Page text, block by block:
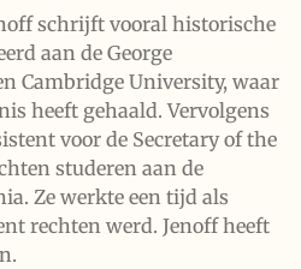
schrijft vooral historische
aan de George
Cambridge University, waar
heeft gehaald. Vervolgens
voor de Secretary of the
studeren aan de
Ze werkte een tijd als
rechten werd. Jenoff heeft